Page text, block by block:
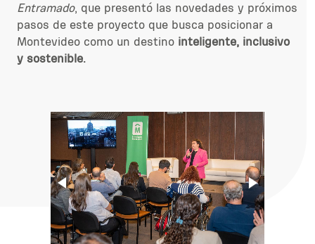
Entramado, que presentó las novedades y próximos
pasos de este proyecto que busca posicionar a
Montevideo como un destino inteligente, inclusivo
y sostenible.